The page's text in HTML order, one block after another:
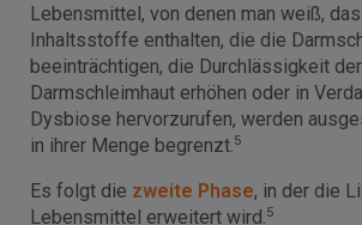
Lebensmittel, von denen man weiß,
Inhaltsstoffe enthalten, die die
beeinträchtigen, die Durchlässigkeit der
Darmschleimhaut erhöhen oder in
Dysbiose hervorzurufen, werden
in ihrer Menge begrenzt.5
Es folgt die zweite Phase, in der die
Lebensmittel erweitert wird.5